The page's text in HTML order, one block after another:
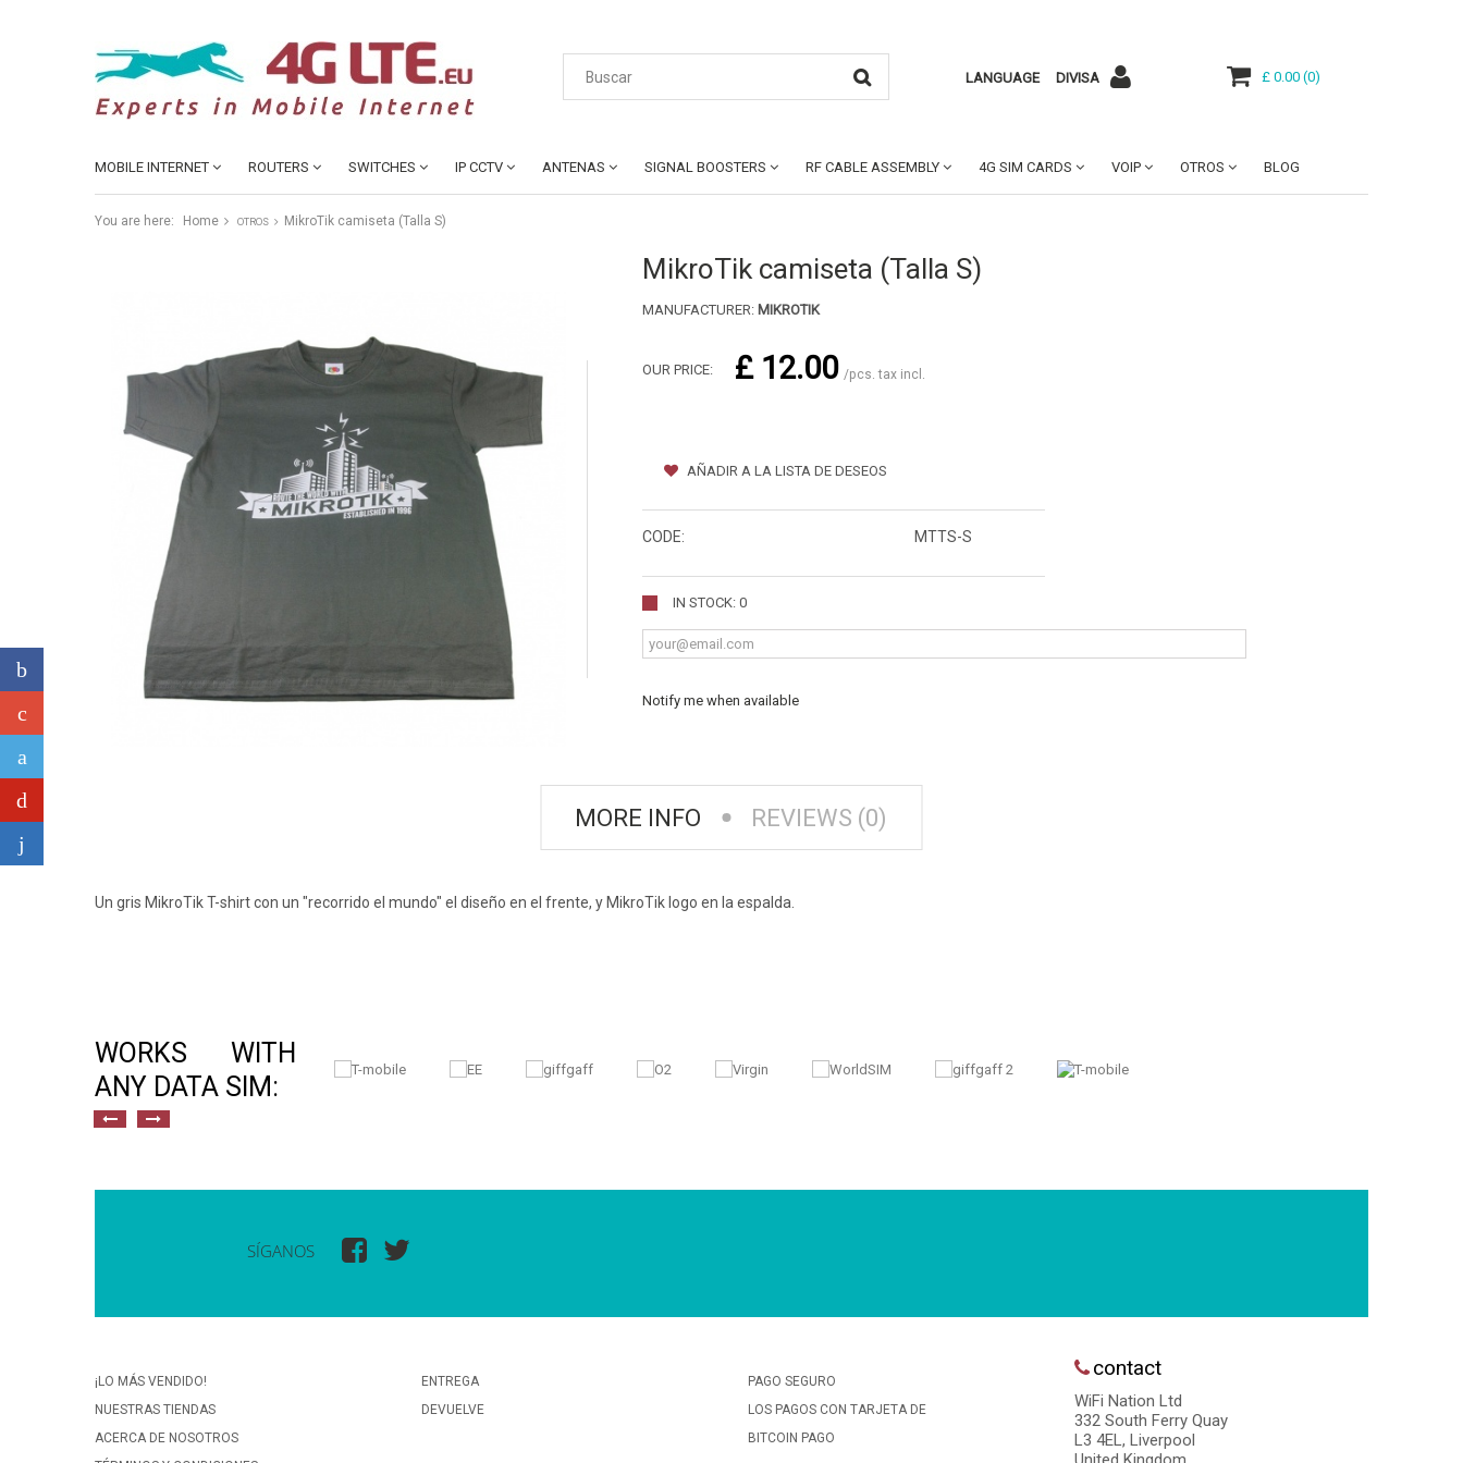
LANGUAGE DIVISA £ 0.00 (0)
MOBILE INTERNET ROUTERS SWITCHES IP CCTV ANTENAS SIGNAL BOOSTERS RF CABLE ASSEMBLY 4G SIM CARDS VOIP OTROS BLOG
You are here: Home OTROS MikroTik camiseta (Talla S)
MikroTik camiseta (Talla S)
MANUFACTURER: MIKROTIK
OUR PRICE: £ 12.00 /pcs. tax incl.
AÑADIR A LA LISTA DE DESEOS
CODE: MTTS-S
IN STOCK: 0
Notify me when available
MORE INFO REVIEWS (0)
Un gris MikroTik T-shirt con un "recorrido el mundo" el diseño en el frente, y MikroTik logo en la espalda.
WORKS WITH
ANY DATA SIM:
SÍGANOS
¡LO MÁS VENDIDO!
NUESTRAS TIENDAS
ACERCA DE NOSOTROS
ENTREGA
DEVUELVE
PAGO SEGURO
LOS PAGOS CON TARJETA DE
BITCOIN PAGO
contact
WiFi Nation Ltd
332 South Ferry Quay
L3 4EL, Liverpool